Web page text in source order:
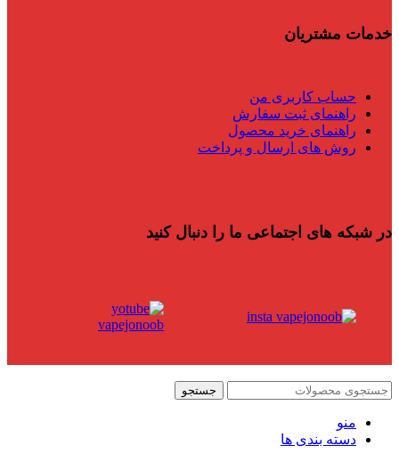
خدمات مشتریان
حساب کاربری من
راهنمای ثبت سفارش
راهنمای خرید محصول
روش های ارسال و پرداخت
در شبکه های اجتماعی ما را دنبال کنید
جستجو
منو
دسته بندی ها